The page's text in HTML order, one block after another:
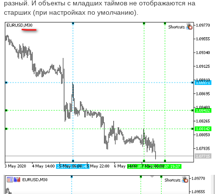
разный. И объекты с младших таймов не отображаются на
старших (при настройках по умолчанию).